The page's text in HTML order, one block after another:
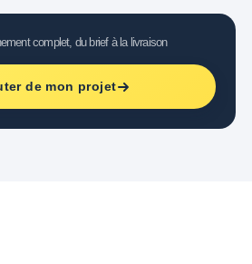
complet, du brief à la livraison
de mon projet